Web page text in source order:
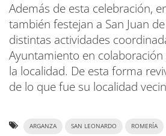
Además de esta celebración,
también festejan a San Juan
distintas actividades
Ayuntamiento en
la localidad. De esta forma
de lo que fue su localidad
ARGANZA SAN LEONARDO ROMERÍA